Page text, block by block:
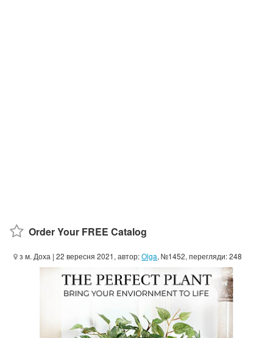
Order Your FREE Catalog
з м. Доха | 22 вересня 2021, автор:Olga, №1452, перегляди: 248